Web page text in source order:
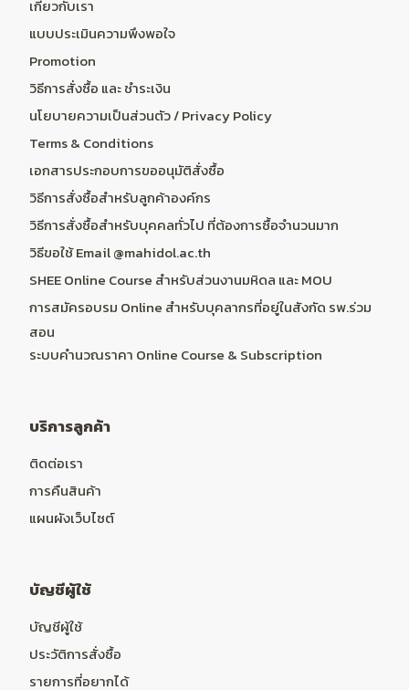
เกี่ยวกับเรา
แบบประเมินความพึงพอใจ
Promotion
วิธีการสั่งซื้อ และ ชำระเงิน
นโยบายความเป็นส่วนตัว / Privacy Policy
Terms & Conditions
เอกสารประกอบการขออนุมัติสั่งซื้อ
วิธีการสั่งซื้อสำหรับลูกค้าองค์กร
วิธีการสั่งซื้อสำหรับบุคคลทั่วไป ที่ต้องการซื้อจำนวนมาก
วิธีขอใช้ Email @mahidol.ac.th
SHEE Online Course สำหรับส่วนงานมหิดล และ MOU
การสมัครอบรม Online สำหรับบุคลากรที่อยู่ในสังกัด รพ.ร่วม
สอน
ระบบคำนวณราคา Online Course & Subscription
บริการลูกค้า
ติดต่อเรา
การคืนสินค้า
แผนผังเว็บไซต์
บัญชีผู้ใช้
บัญชีผู้ใช้
ประวัติการสั่งซื้อ
รายการที่อยากได้